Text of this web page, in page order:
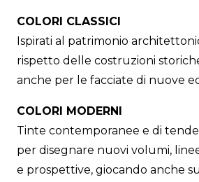
COLORI CLASSICI
Ispirati al patrimonio
rispetto delle costruzioni
anche per le facciate di nuove
COLORI MODERNI
Tinte contemporanee e di
per disegnare nuovi volumi,
e prospettive, giocando anche